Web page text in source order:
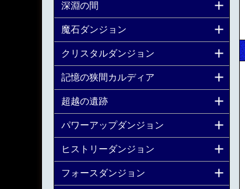
深淵の間
魔石ダンジョン
クリスタルダンジョン
記憶の狭間カルディア
超越の遺跡
パワーアップダンジョン
ヒストリーダンジョン
フォースダンジョン